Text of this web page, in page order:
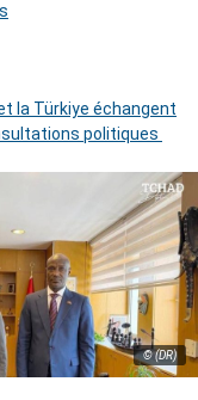
la Türkiye échangent
politiques
© (DR)